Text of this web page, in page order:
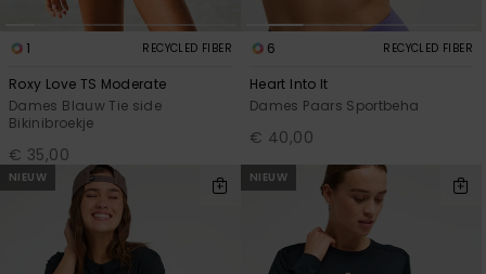
Kleding
Fitness
1 RECYCLED FIBER
Roxy Love TS Moderate
Dames Blauw Tie side
Bikinibroekje
€ 35,00
6 RECYCLED FIBER
Heart Into It
Dames Paars Sportbeha
€ 40,00
NIEUW NIEUW